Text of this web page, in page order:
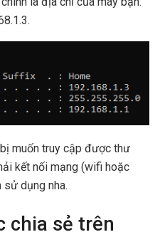
muốn truy cập được thư
kết nối mạng (wifi hoặc
sử dụng nha.
chia sẻ trên